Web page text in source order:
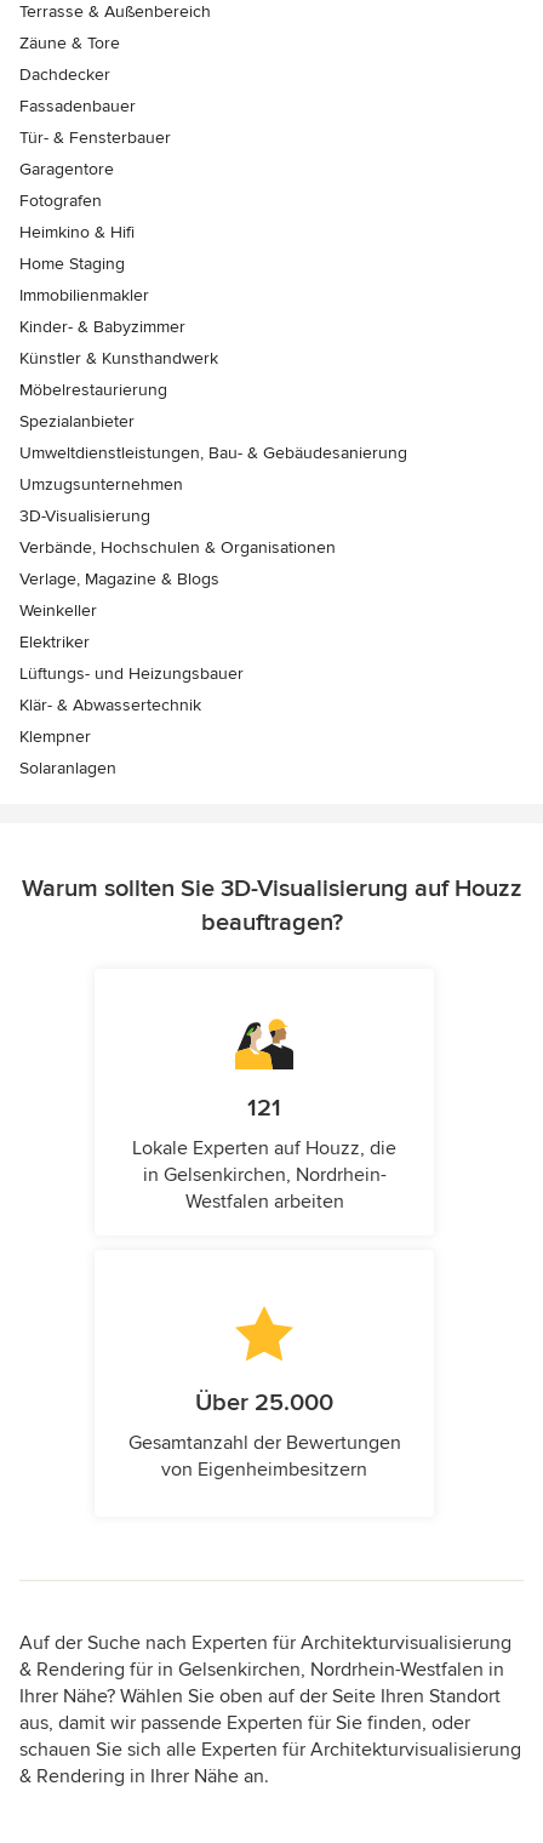
Terrasse & Außenbereich
Zäune & Tore
Dachdecker
Fassadenbauer
Tür- & Fensterbauer
Garagentore
Fotografen
Heimkino & Hifi
Home Staging
Immobilienmakler
Kinder- & Babyzimmer
Künstler & Kunsthandwerk
Möbelrestaurierung
Spezialanbieter
Umweltdienstleistungen, Bau- & Gebäudesanierung
Umzugsunternehmen
3D-Visualisierung
Verbände, Hochschulen & Organisationen
Verlage, Magazine & Blogs
Weinkeller
Elektriker
Lüftungs- und Heizungsbauer
Klär- & Abwassertechnik
Klempner
Solaranlagen
Warum sollten Sie 3D-Visualisierung auf Houzz
beauftragen?
121
Lokale Experten auf Houzz, die
in Gelsenkirchen, Nordrhein-
Westfalen arbeiten
Über 25.000
Gesamtanzahl der Bewertungen
von Eigenheimbesitzern
Auf der Suche nach Experten für Architekturvisualisierung
& Rendering für in Gelsenkirchen, Nordrhein-Westfalen in
Ihrer Nähe? Wählen Sie oben auf der Seite Ihren Standort
aus, damit wir passende Experten für Sie finden, oder
schauen Sie sich alle Experten für Architekturvisualisierung
& Rendering in Ihrer Nähe an.